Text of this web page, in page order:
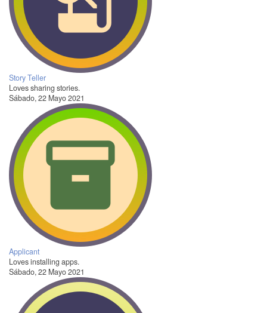
Story Teller
Loves sharing stories.
Sábado, 22 Mayo 2021
Applicant
Loves installing apps.
Sábado, 22 Mayo 2021